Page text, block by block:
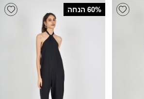
Add wishlist
‫60% הנחה